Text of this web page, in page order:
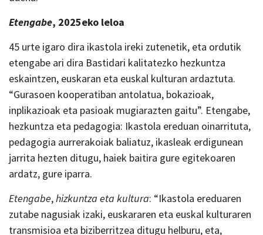
Etengabe, 2025eko leloa
45 urte igaro dira ikastola ireki zutenetik, eta ordutik
etengabe ari dira Bastidari kalitatezko hezkuntza
eskaintzen, euskaran eta euskal kulturan ardaztuta.
“Gurasoen kooperatiban antolatua, bokazioak,
inplikazioak eta pasioak mugiarazten gaitu”. Etengabe,
hezkuntza eta pedagogia: Ikastola ereduan oinarrituta,
pedagogia aurrerakoiak baliatuz, ikasleak erdigunean
jarrita hezten ditugu, haiek baitira gure egitekoaren
ardatz, gure iparra.
Etengabe,hizkuntza eta kultura: “Ikastola ereduaren
zutabe nagusiak izaki, euskararen eta euskal kulturaren
transmisioa eta biziberritzea ditugu helburu, eta,